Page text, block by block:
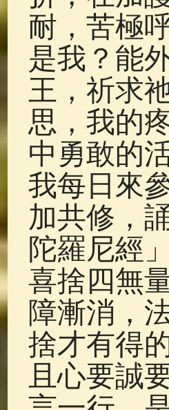
耐，苦極
是我？能
王，祈求
思，我的
中勇敢的
我每日來
加共修，
陀羅尼經
喜捨四無
障漸消，
捨才有得
且心要誠